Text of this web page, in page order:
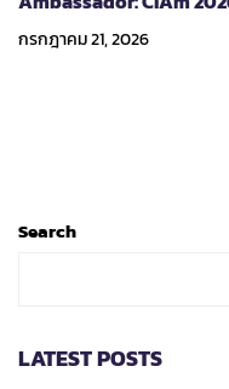
กรกฎาคม 21, 2026
Search
LATEST POSTS